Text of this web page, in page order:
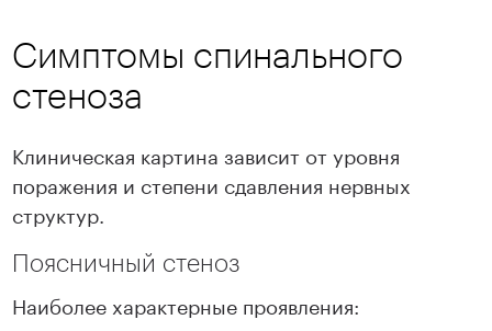
Симптомы спинального
стеноза
Клиническая картина зависит от уровня
поражения и степени сдавления нервных
структур.
Поясничный стеноз
Наиболее характерные проявления: